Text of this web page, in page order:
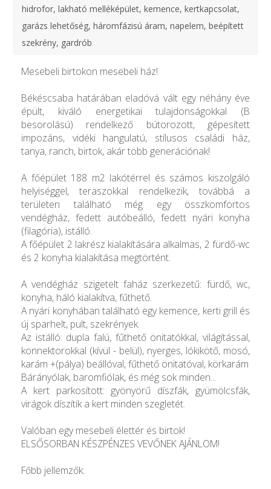
hidrofor, lakható melléképület, kemence, kertkapcsolat,
garázs lehetőség, háromfázisú áram, napelem, beépített
szekrény, gardrób
Mesebeli birtokon mesebeli ház!
Békéscsaba határában eladóvá vált egy néhány éve
épült, kiváló energetikai tulajdonságokkal (B
besorolású) rendelkező bútorozott, gépesített
impozáns, vidéki hangulatú, stílusos családi ház,
tanya, ranch, birtok, akár több generációnak!
A főépület 188 m2 lakótérrel és számos kiszolgáló
helyiséggel, teraszokkal rendelkezik, továbbá a
területen található még egy összkomfortos
vendégház, fedett autóbeálló, fedett nyári konyha
(filagória), istálló.
A főépület 2 lakrész kialakítására alkalmas, 2 fürdő-wc
és 2 konyha kialakítása megtörtént.
A vendégház szigetelt faház szerkezetű: fürdő, wc,
konyha, háló kialakítva, fűthető.
A nyári konyhában található egy kemence, kerti grill és
új sparhelt, pult, szekrények.
Az istálló: dupla falú, fűthető önitatókkal, világítással,
konnektorokkal (kívül - belül), nyerges, lókikötő, mosó,
karám +(pálya) beállóval, fűthető önitatóval, körkarám
Bárányólak, baromfiólak, és még sok minden...
A kert parkosított: gyönyörű díszfák, gyümölcsfák,
virágok díszítik a kert minden szegletét.
Valóban egy mesebeli élettér és birtok!
ELSŐSORBAN KÉSZPÉNZES VEVŐNEK AJÁNLOM!
Főbb jellemzők: